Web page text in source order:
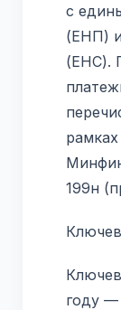
с
(ЕНП)
(ЕНС).
199н
году —